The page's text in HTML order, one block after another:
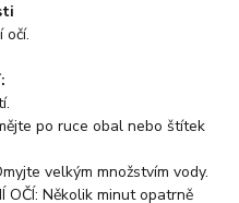
očí.
po ruce obal nebo štítek
velkým množstvím vody.
OČÍ: Několik minut opatrně